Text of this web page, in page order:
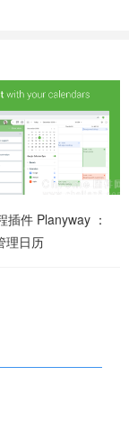
插件 Planyway ：
理日历